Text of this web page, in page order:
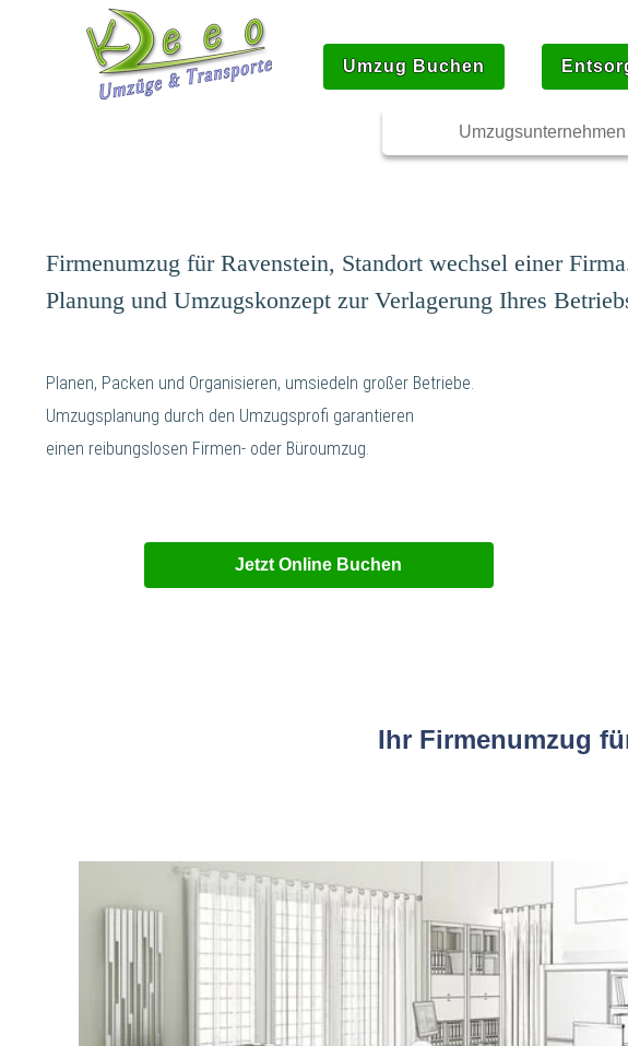
Umzug Buchen
Umzugsunternehmen
Firmenumzug für Ravenstein, Standort wechsel einer
Planung und Umzugskonzept zur Verlagerung Ihres
Planen, Packen und Organisieren, umsiedeln großer Betriebe.
Umzugsplanung durch den Umzugsprofi garantieren
einen reibungslosen Firmen- oder Büroumzug.
Jetzt Online Buchen
Ihr Firmenumzug